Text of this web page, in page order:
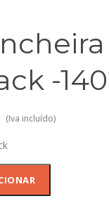
-
(Iva incluído)